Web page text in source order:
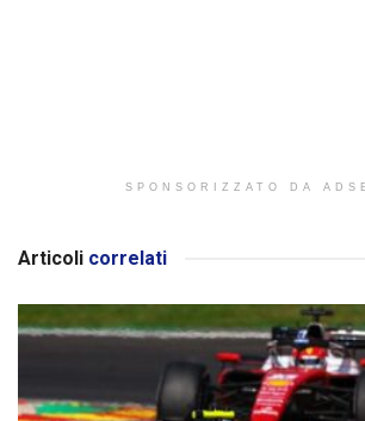
SPONSORIZZATO DA
Articoli correlati